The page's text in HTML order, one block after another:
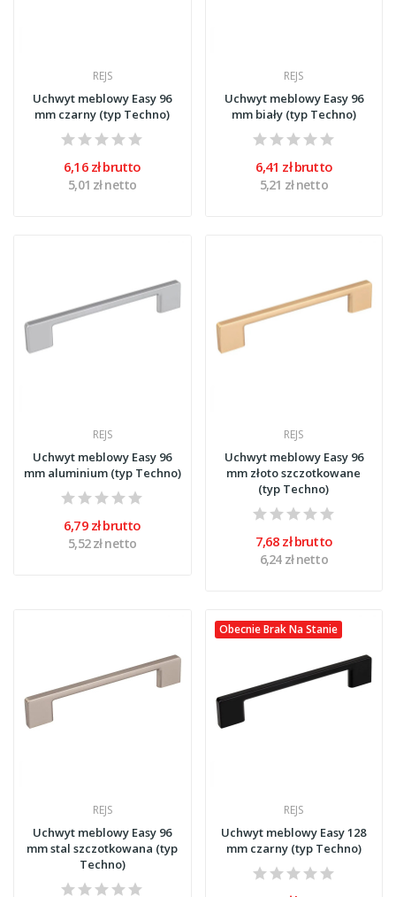
REJS
Uchwyt meblowy Easy 96
mm czarny (typ Techno)
6,16 zł brutto
5,01 zł netto
REJS
Uchwyt meblowy Easy 96
mm biały (typ Techno)
6,41 zł brutto
5,21 zł netto
REJS
Uchwyt meblowy Easy 96
mm aluminium (typ Techno)
6,79 zł brutto
5,52 zł netto
REJS
Uchwyt meblowy Easy 96
mm złoto szczotkowane
(typ Techno)
7,68 zł brutto
6,24 zł netto
REJS
Uchwyt meblowy Easy 96
mm stal szczotkowana (typ
Techno)
Obecnie Brak Na Stanie
REJS
Uchwyt meblowy Easy 128
mm czarny (typ Techno)